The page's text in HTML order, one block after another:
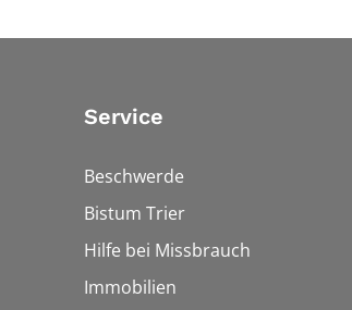
Service
Beschwerde
Bistum Trier
Hilfe bei Missbrauch
Immobilien